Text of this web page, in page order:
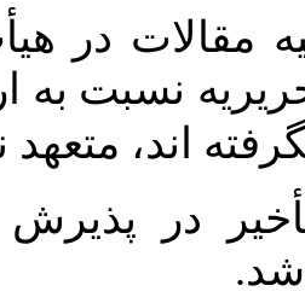
مقالات در
نسبت به
اند،
در
شد.